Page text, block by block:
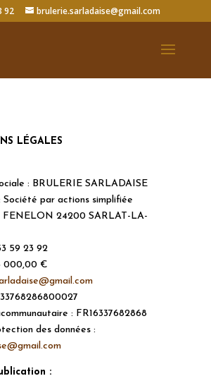
92 brulerie.sarladaise@gmail.com
LÉGALES
: BRULERIE SARLADAISE
Société par actions simplifiée
FENELON 24200 SARLAT-LA-
59 23 92
000,00 €
: FR16337682868
des données :
: